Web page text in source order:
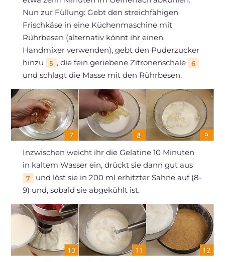
Nun zur Füllung: Gebt den streichfähigen
Frischkäse in eine Küchenmaschine mit
Rührbesen (alternativ könnt ihr einen
Handmixer verwenden), gebt den Puderzucker
hinzu
5 , die fein geriebene Zitronenschale 6
und schlagt die Masse mit den Rührbesen.
Inzwischen weicht ihr die Gelatine 10 Minuten
in kaltem Wasser ein, drückt sie dann gut aus
7
und löst sie in 200 ml erhitzter Sahne auf (8-
9) und, sobald sie abgekühlt ist,